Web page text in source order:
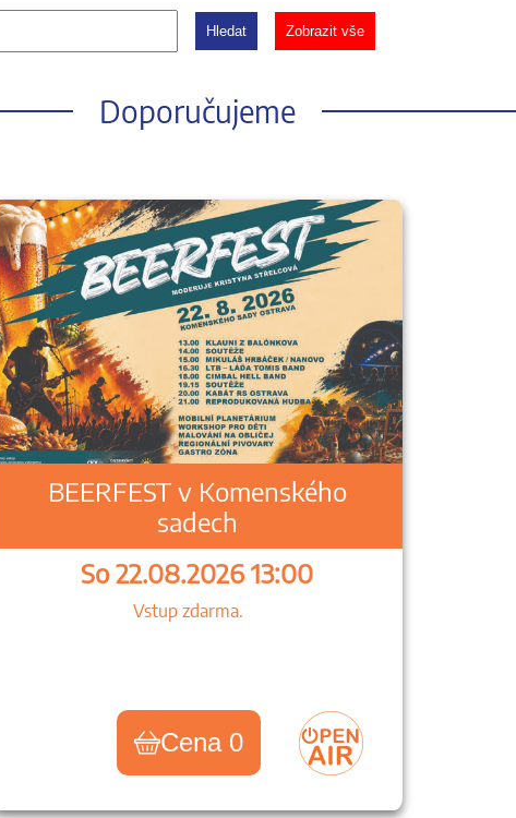
Hledat Zobrazit vše
Doporučujeme
BEERFEST v Komenského
sadech
So 22.08.2026 13:00
Vstup zdarma.
Cena 0